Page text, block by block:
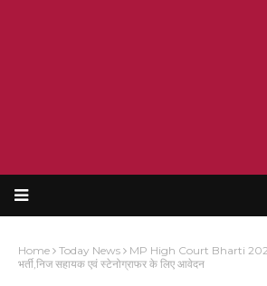
Home Today News
MP High Court Bharti
भर्ती,निज सहायक एवं स्टेनोग्राफर के लिए आवेदन